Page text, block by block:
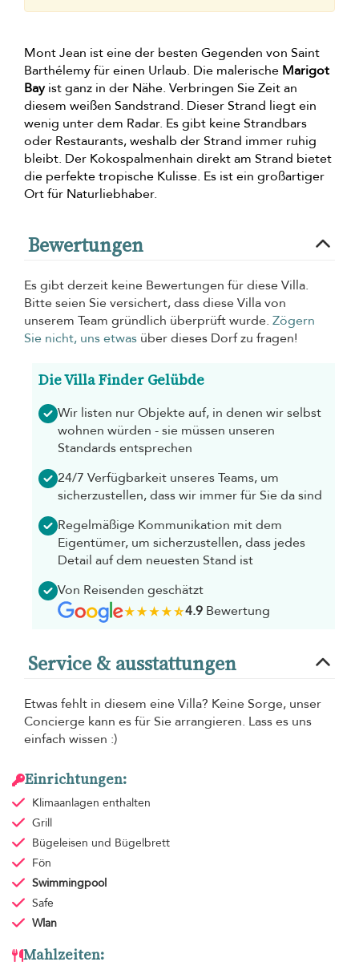
Mont Jean ist eine der besten Gegenden von Saint
Barthélemy für einen Urlaub. Die malerische Marigot
Bayist ganz in der Nähe. Verbringen Sie Zeit an
diesem weißen Sandstrand. Dieser Strand liegt ein
wenig unter dem Radar. Es gibt keine Strandbars
oder Restaurants, weshalb der Strand immer ruhig
bleibt. Der Kokospalmenhain direkt am Strand bietet
die perfekte tropische Kulisse. Es ist ein großartiger
Ort für Naturliebhaber.
Bewertungen
Es gibt derzeit keine Bewertungen für diese Villa.
Bitte seien Sie versichert, dass diese Villa von
unserem Team gründlich überprüft wurde. Zögern
Sie nicht, uns etwas über dieses Dorf zu fragen!
Die Villa Finder Gelübde
Wir listen nur Objekte auf, in denen wir selbst
wohnen würden - sie müssen unseren
Standards entsprechen
24/7 Verfügbarkeit unseres Teams, um
sicherzustellen, dass wir immer für Sie da sind
Regelmäßige Kommunikation mit dem
Eigentümer, um sicherzustellen, dass jedes
Detail auf dem neuesten Stand ist
Von Reisenden geschätzt
4.9Bewertung
Service & ausstattungen
Etwas fehlt in diesem eine Villa? Keine Sorge, unser
Concierge kann es für Sie arrangieren. Lass es uns
einfach wissen :)
Einrichtungen:
Klimaanlagen enthalten
Grill
Bügeleisen und Bügelbrett
Fön
Swimmingpool
Safe
Wlan
Mahlzeiten: